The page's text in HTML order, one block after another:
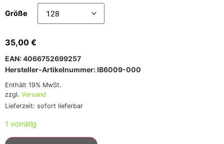
Größe
35,00 €
EAN: 4066752699257
Hersteller-Artikelnummer: IB6009-000
Enthält 19% MwSt.
zzgl. Versand
Lieferzeit: sofort lieferbar
1 vorrätig